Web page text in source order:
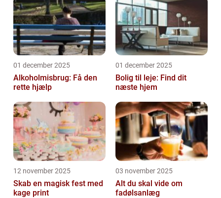
01 december 2025
Alkoholmisbrug: Få den
rette hjælp
01 december 2025
Bolig til leje: Find dit
næste hjem
12 november 2025
Skab en magisk fest med
kage print
03 november 2025
Alt du skal vide om
fadølsanlæg